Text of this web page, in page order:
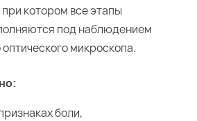
котором все этапы
под наблюдением
микроскопа.
боли,